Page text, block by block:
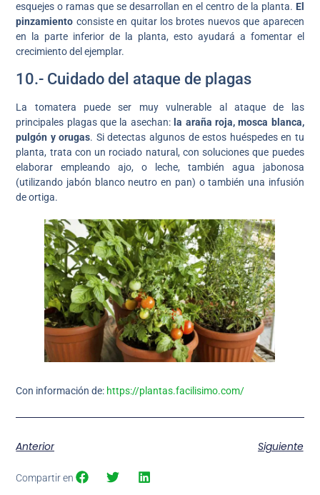
esquejes o ramas que se desarrollan en el centro de la planta. El
pinzamiento consiste en quitar los brotes nuevos que aparecen
en la parte inferior de la planta, esto ayudará a fomentar el
crecimiento del ejemplar.
10.- Cuidado del ataque de plagas
La tomatera puede ser muy vulnerable al ataque de las
principales plagas que la asechan:la araña roja, mosca blanca,
pulgón y orugas. Si detectas algunos de estos huéspedes en tu
planta, trata con un rociado natural, con soluciones que puedes
elaborar empleando ajo, o leche, también agua jabonosa
(utilizando jabón blanco neutro en pan) o también una infusión
de ortiga.
Con información de: https://plantas.facilisimo.com/
Anterior Siguiente
Compartir en